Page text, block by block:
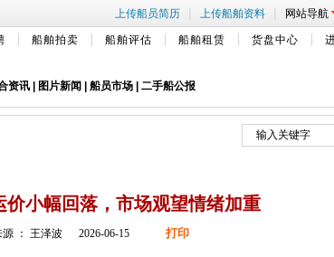
上传船员简历 | 上传船舶资料 | 网站导
船舶拍卖 船舶评估 船舶租赁 货盘中心
资讯 图片新闻 船员市场 二手船公报
价小幅回落，市场观望情绪加重
源 ： 王泽波 2026-06-15 打印